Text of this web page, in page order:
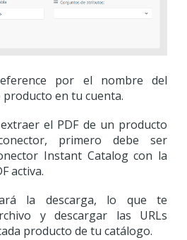
por el nombre del
producto en tu cuenta.
el PDF de un producto
primero debe ser
Instant Catalog con la
activa.
la descarga, lo que te
y descargar las URLs
producto de tu catálogo.